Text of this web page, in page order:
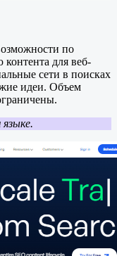
по
для веб-
сети в поисках
идеи. Объем